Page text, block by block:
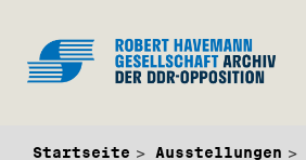
Startseite Ausstellungen